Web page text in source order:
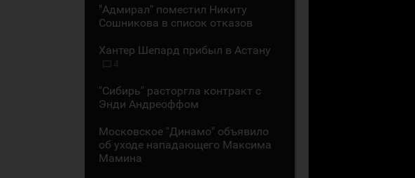
"Адмирал" поместил Никиту
Сошникова в список отказов
Хантер Шепард прибыл в Астану
4
"Сибирь" расторгла контракт с
Энди Андреоффом
Московское "Динамо" объявило
об уходе нападающего Максима
Мамина